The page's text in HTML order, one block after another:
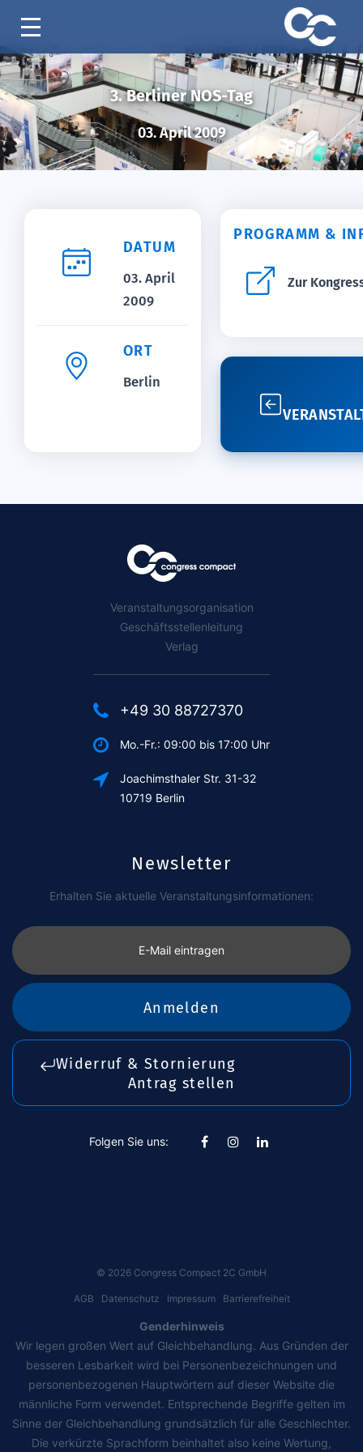
3. Berliner NOS-Tag
03. April 2009
DATUM
03. April
2009
ORT
Berlin
PROGRAMM &
Zur
Veranstaltungsorganisation
Geschäftsstellenleitung
Verlag
+49 30 88727370
Mo.-Fr.: 09:00 bis 17:00 Uhr
Joachimsthaler Str. 31-32
10719 Berlin
Newsletter
Erhalten Sie aktuelle Veranstaltungsinformationen:
E-Mail eintragen
Anmelden
Widerruf & Stornierung
Antrag stellen
Folgen Sie uns:
© 2026 Congress Compact 2C GmbH
AGB Datenschutz Impressum Barrierefreiheit
Genderhinweis
Wir legen großen Wert auf Gleichbehandlung. Aus Gründen der
besseren Lesbarkeit wird bei Personenbezeichnungen und
personenbezogenen Hauptwörtern auf dieser Website die
männliche Form verwendet. Entsprechende Begriffe gelten im
Sinne der Gleichbehandlung grundsätzlich für alle Geschlechter.
Die verkürzte Sprachform beinhaltet also keine Wertung,